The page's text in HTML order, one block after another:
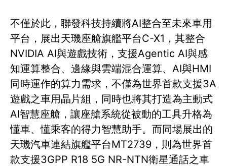
不僅於此，聯發科技持續將AI整合至未來車用
平台，展出天璣座艙旗艦平台C-X1，其整合
NVIDIA AI與遊戲技術，支援Agentic AI與感
知運算整合、邊緣與雲端混合運算、AI與HMI
同時運作的算力需求，不僅為世界首款支援3A
遊戲之車用晶片組，同時也將其打造為主動式
AI智慧座艙，讓座艙系統從被動的工具升格為
懂車、懂乘客的得力智慧助手。而同場展出的
天璣汽車連結旗艦平台MT2739，則為世界首
款支援3GPP R18 5G NR-NTN衛星通話之車